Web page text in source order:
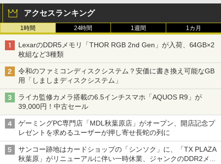
アクセスランキング
1時間 24時間 1週間 1カ月
LexarのDDR5メモリ「THOR RGB 2nd Gen」が入荷、64GB×2
枚組など3種類
令和のファミコンディスクシステム？安価に書き換え可能なGB
用「しましまディスクシステム」
ライカ監修カメラ搭載の6.5インチスマホ「AQUOS R9」が
39,000円！中古セール
ゲーミングPC専門店「MDL秋葉原店」がオープン、開店記念プ
レゼントを求めるユーザーが押し寄せ長蛇の列に
サンコー跡地はカードショップの「シンソク」に、「TX PLAZA
秋葉原」がリニューアルに伴い一時休業、ジャンクのDDR2メモ